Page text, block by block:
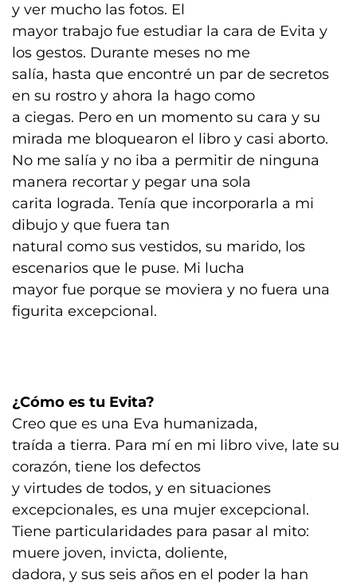
y ver mucho las fotos. El
mayor trabajo fue estudiar la cara de Evita y
los gestos. Durante meses no me
salía, hasta que encontré un par de secretos
en su rostro y ahora la hago como
a ciegas. Pero en un momento su cara y su
mirada me bloquearon el libro y casi aborto.
No me salía y no iba a permitir de ninguna
manera recortar y pegar una sola
carita lograda. Tenía que incorporarla a mi
dibujo y que fuera tan
natural como sus vestidos, su marido, los
escenarios que le puse. Mi lucha
mayor fue porque se moviera y no fuera una
figurita excepcional.
¿Cómo es tu Evita?
Creo que es una Eva humanizada,
traída a tierra. Para mí en mi libro vive, late su
corazón, tiene los defectos
y virtudes de todos, y en situaciones
excepcionales, es una mujer excepcional.
Tiene particularidades para pasar al mito:
muere joven, invicta, doliente,
dadora, y sus seis años en el poder la han